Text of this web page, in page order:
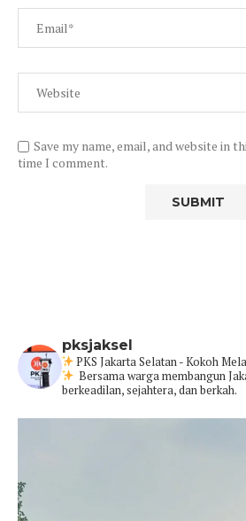
Save my name, email, and website in
time I comment.
pksjaksel
PKS Jakarta Selatan - Kokoh
Bersama warga membangun
berkeadilan, sejahtera, dan berkah.